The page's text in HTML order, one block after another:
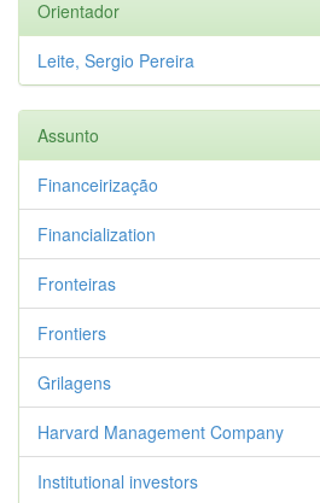
Orientador
Leite, Sergio Pereira
Assunto
Financeirização
Financialization
Fronteiras
Frontiers
Grilagens
Harvard Management Company
Institutional investors